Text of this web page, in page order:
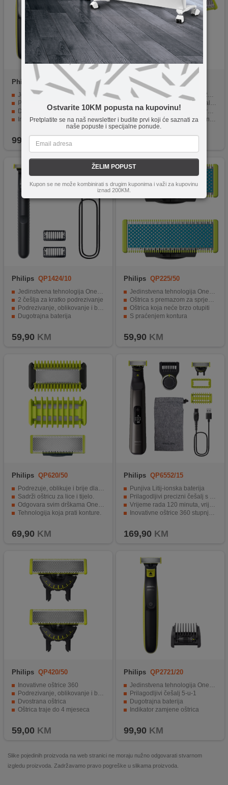
Ostvarite 10KM popusta na kupovinu!
Pretplatite se na naš newsletter i budite prvi koji će saznati za
naše popuste i specijalne ponude.
ŽELIM POPUST
Kupon se ne može kombinirati s drugim kuponima i važi za kupovinu
iznad 200KM.
Philips QP2734/20
Jedinstvena tehnologija OneBlade
Prilagodljivi češalj 5-u-1
Dugotrajna baterija
Indikator zamjene oštrica
Potpuno vodootporan
99,95 KM
NN-Su QP210
Za OneBlade QP2520 / QP2630 / QP6510
Izrađeno prema stvarnom kalupu uređaja, visoka prilagodljivost
Čvrsto i izdržljivo, nema potrebe za čestom zamjenom
Odvojivo i perivo, jednostavno za čišćenje
Čisto brijanje bez iritacije kože
Philips QP1424/10
Jedinstvena tehnologija OneBlade
2 češlja za kratko podrezivanje
Podrezivanje, oblikovanje i brijanje
Dugotrajna baterija
59,90 KM
Philips QP225/50
Jedinstvena tehnologija OneBlade
Oštrica s premazom za sprječavanje trenja
Oštrica koja neće brzo otupiti
S praćenjem kontura
59,90 KM
Philips QP620/50
Podrezuje, oblikuje i brije dlačice.
Sadrži oštricu za lice i tijelo.
Odgovara svim drškama OneBlade.
Tehnologija koja prati konture.
69,90 KM
Philips QP6552/15
Punjiva Litij-ionska baterija
Prilagodljivi precizni češalj s 20 postavki.
Vrijeme rada 120 minuta, vrijeme punjenja 1h.
Inovativne oštrice 360 stupnjeva za prilagodbu konturama
169,90 KM
Philips QP420/50
Inovativne oštrice 360
Podrezivanje, oblikovanje i brijanje
Dvostrana oštrica
Oštrica traje do 4 mjeseca
59,00 KM
Philips QP2721/20
Jedinstvena tehnologija OneBlade
Prilagodljivi češalj 5-u-1
Dugotrajna baterija
Indikator zamjene oštrica
99,90 KM
Slike pojedinih proizvoda na web stranici ne moraju nužno odgovarati stvarnom
izgledu proizvoda. Zadržavamo pravo pogreške u slikama proizvoda.